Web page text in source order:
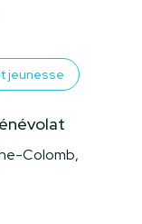
jeunesse
Colomb,